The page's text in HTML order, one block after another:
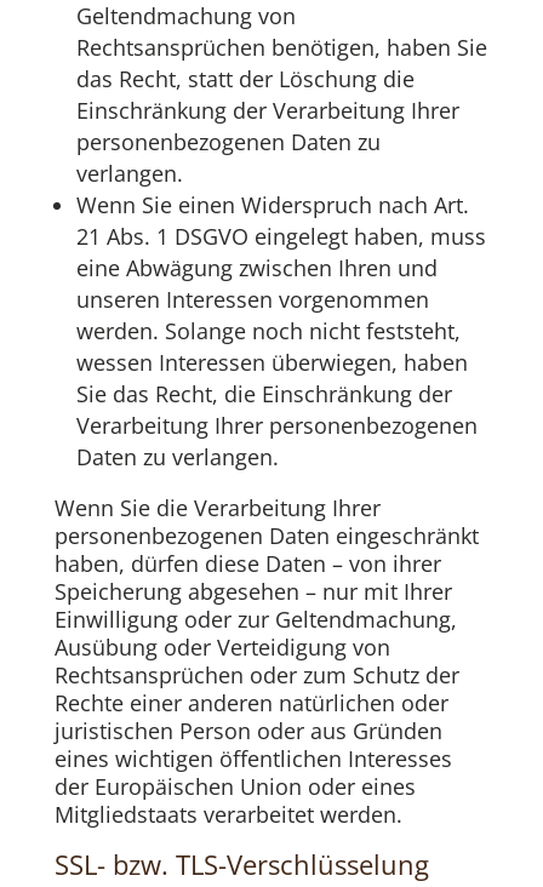
Geltendmachung von
Rechtsansprüchen benötigen, haben Sie
das Recht, statt der Löschung die
Einschränkung der Verarbeitung Ihrer
personenbezogenen Daten zu
verlangen.
Wenn Sie einen Widerspruch nach Art.
21 Abs. 1 DSGVO eingelegt haben, muss
eine Abwägung zwischen Ihren und
unseren Interessen vorgenommen
werden. Solange noch nicht feststeht,
wessen Interessen überwiegen, haben
Sie das Recht, die Einschränkung der
Verarbeitung Ihrer personenbezogenen
Daten zu verlangen.
Wenn Sie die Verarbeitung Ihrer
personenbezogenen Daten eingeschränkt
haben, dürfen diese Daten – von ihrer
Speicherung abgesehen – nur mit Ihrer
Einwilligung oder zur Geltendmachung,
Ausübung oder Verteidigung von
Rechtsansprüchen oder zum Schutz der
Rechte einer anderen natürlichen oder
juristischen Person oder aus Gründen
eines wichtigen öffentlichen Interesses
der Europäischen Union oder eines
Mitgliedstaats verarbeitet werden.
SSL- bzw. TLS-Verschlüsselung